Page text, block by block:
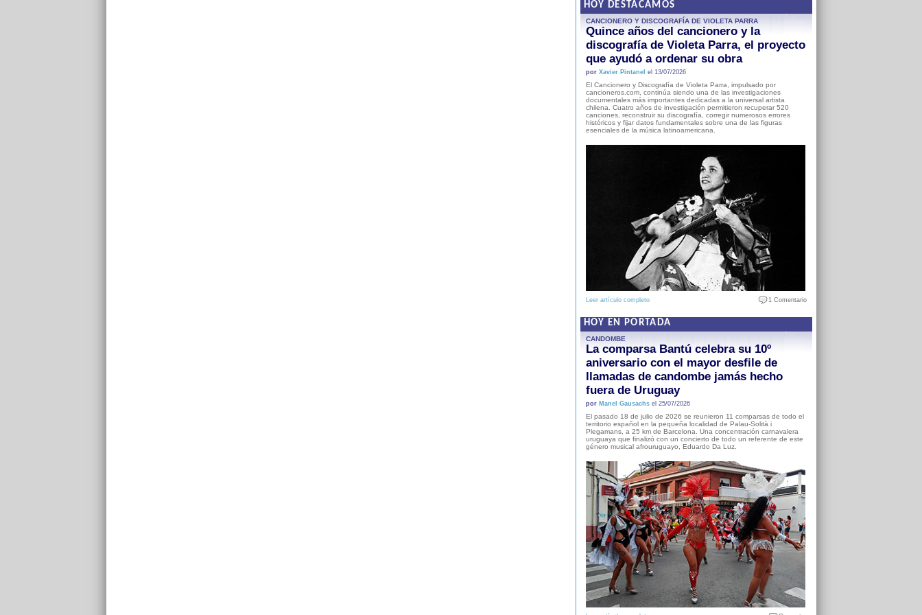
HOY DESTACAMOS
CANCIONERO Y DISCOGRAFÍA DE VIOLETA PARRA
Quince años del cancionero y la
discografía de Violeta Parra, el proyecto
que ayudó a ordenar su obra
por Xavier Pintanel el 13/07/2026
El Cancionero y Discografía de Violeta Parra, impulsado por
cancioneros.com, continúa siendo una de las investigaciones
documentales más importantes dedicadas a la universal artista
chilena. Cuatro años de investigación permitieron recuperar 520
canciones, reconstruir su discografía, corregir numerosos errores
históricos y fijar datos fundamentales sobre una de las figuras
esenciales de la música latinoamericana.
Leer artículo completo 1 Comentario
HOY EN PORTADA
CANDOMBE
La comparsa Bantú celebra su 10º
aniversario con el mayor desfile de
llamadas de candombe jamás hecho
fuera de Uruguay
por Manel Gausachsel 25/07/2026
El pasado 18 de julio de 2026 se reunieron 11 comparsas de todo el
territorio español en la pequeña localidad de Palau-Solità i
Plegamans, a 25 km de Barcelona. Una concentración carnavalera
uruguaya que finalizó con un concierto de todo un referente de este
género musical afrouruguayo, Eduardo Da Luz.